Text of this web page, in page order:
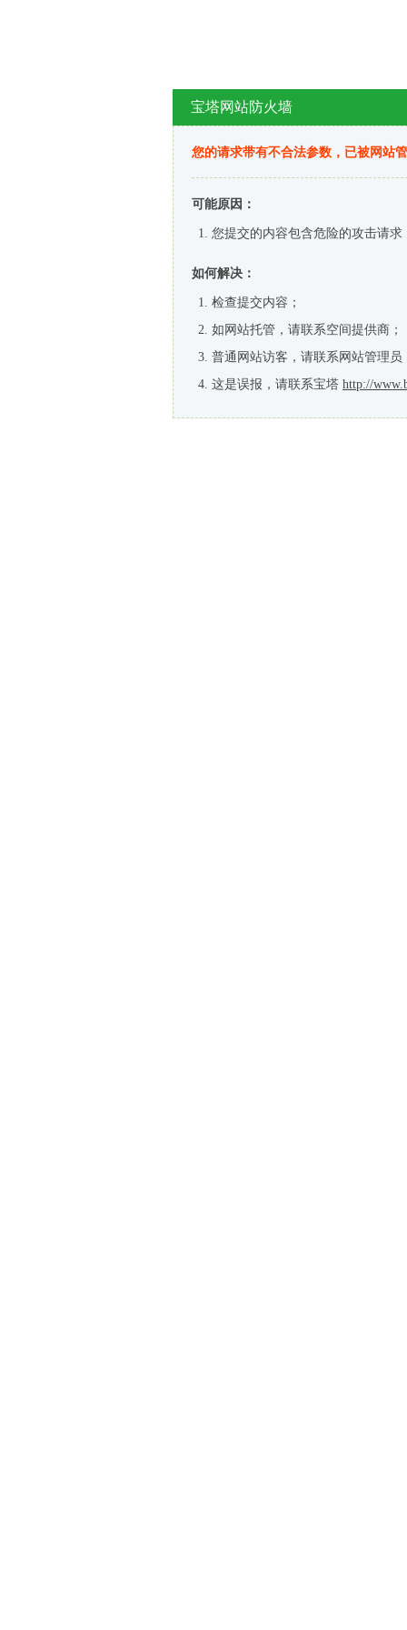
宝塔网站防火墙
您的请求带有不合法参数，已被网站
可能原因：
您提交的内容包含危险的攻击请求
如何解决：
检查提交内容；
如网站托管，请联系空间提供商；
普通网站访客，请联系网站管理员
这是误报，请联系宝塔 http://